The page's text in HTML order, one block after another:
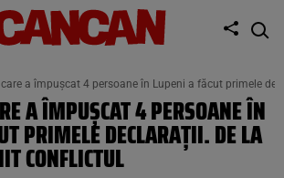
a împușcat 4 persoane în Lupeni a făcut primele
A ÎMPUȘCAT 4 PERSOANE ÎN
PRIMELE DECLARAȚII. DE LA
CONFLICTUL